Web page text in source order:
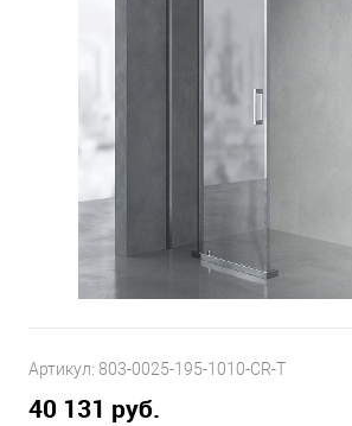
Артикул: 803-0025-195-1010-CR-T
40 131 руб.